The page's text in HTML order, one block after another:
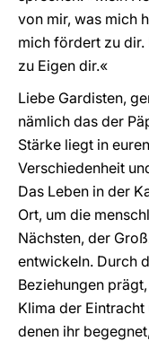
von mir, was mich
mich fördert zu
zu Eigen dir.«
Liebe Gardisten,
nämlich das der
Stärke liegt in
Verschiedenheit
Das Leben in der
Ort, um die
Nächsten, der
entwickeln. Durch
Beziehungen
Klima der
denen ihr